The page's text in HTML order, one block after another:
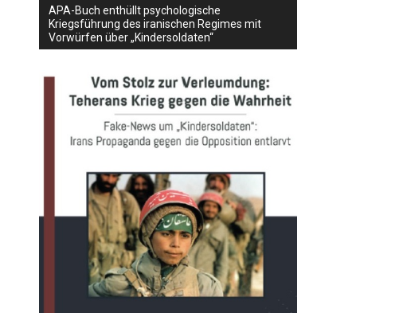
APA-Buch enthüllt psychologische
Kriegsführung des iranischen Regimes mit
Vorwürfen über „Kindersoldaten“